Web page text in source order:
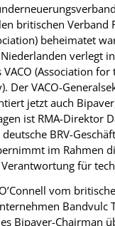
britischen Verband
beheimatet
verlegt
(Association
Der VACO-
jetzt auch
ist RMA-Direktor
BRV-
im Rahmen
für
vom
Bandvulc
Bipaver-Chairman